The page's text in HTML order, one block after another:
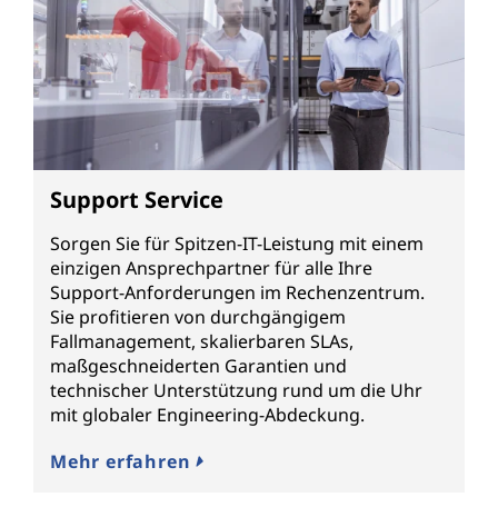
Support Service
Sorgen Sie für Spitzen-IT-Leistung mit einem
einzigen Ansprechpartner für alle Ihre
Support-Anforderungen im Rechenzentrum.
Sie profitieren von durchgängigem
Fallmanagement, skalierbaren SLAs,
maßgeschneiderten Garantien und
technischer Unterstützung rund um die Uhr
mit globaler Engineering-Abdeckung.
Mehr erfahren